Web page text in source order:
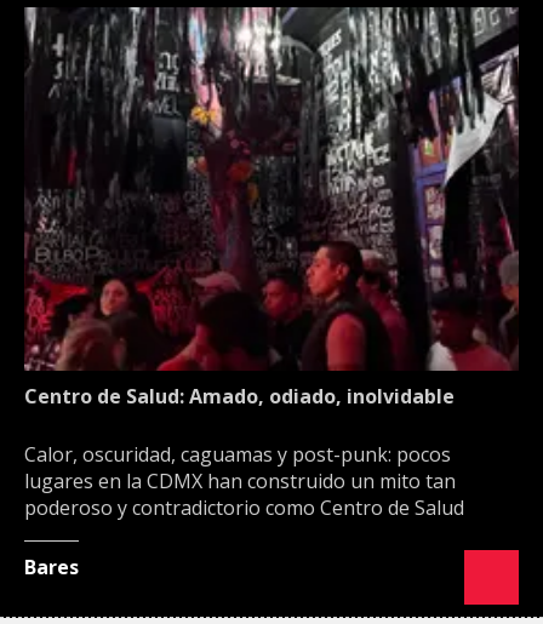
Centro de Salud: Amado, odiado, inolvidable
Calor, oscuridad, caguamas y post-punk: pocos
lugares en la CDMX han construido un mito tan
poderoso y contradictorio como Centro de Salud
Bares